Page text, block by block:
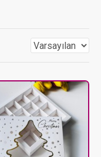
yazılı
bulabilirsiniz.Noel
sizi bekliyor.
Yeni Yıldeneyimi